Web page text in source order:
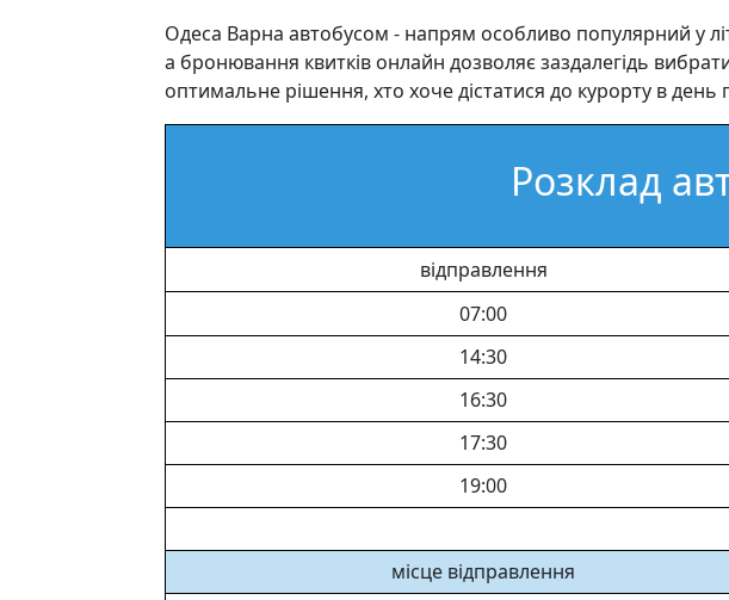
Одеса Варна автобусом - напрям особливо популярний у
а бронювання квитків онлайн дозволяє заздалегідь
оптимальне рішення, хто хоче дістатися до курорту в
Розклад
відправлення
07:00
14:30
16:30
17:30
19:00
місце відправлення